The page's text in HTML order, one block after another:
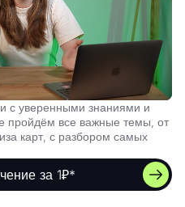
с уверенными знаниями и
пройдём все важные темы, от
карт, с разбором самых
за 1₽*